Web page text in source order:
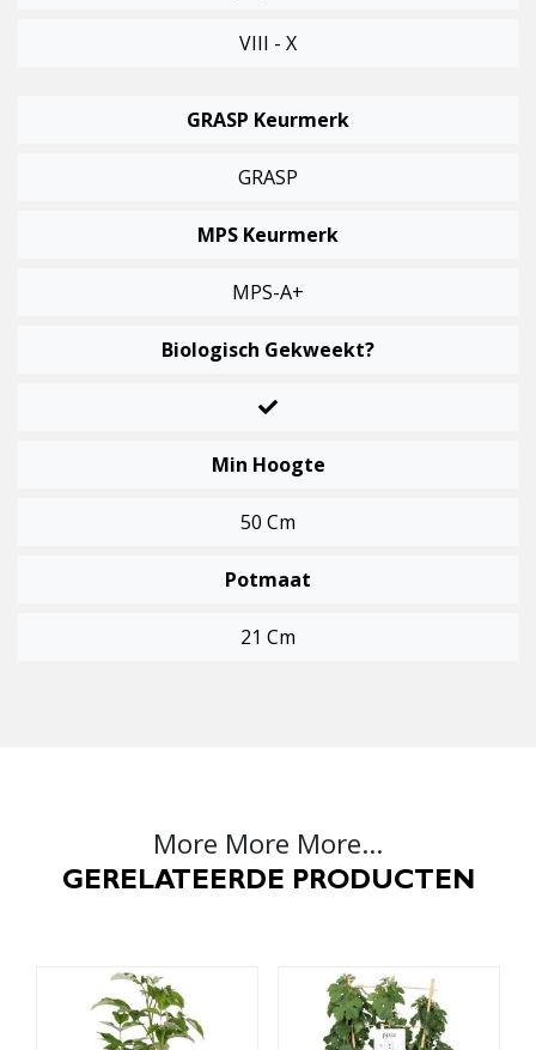
VIII - X
GRASP Keurmerk
GRASP
MPS Keurmerk
MPS-A+
Biologisch Gekweekt?
Min Hoogte
50 Cm
Potmaat
21 Cm
More More More...
GERELATEERDE PRODUCTEN